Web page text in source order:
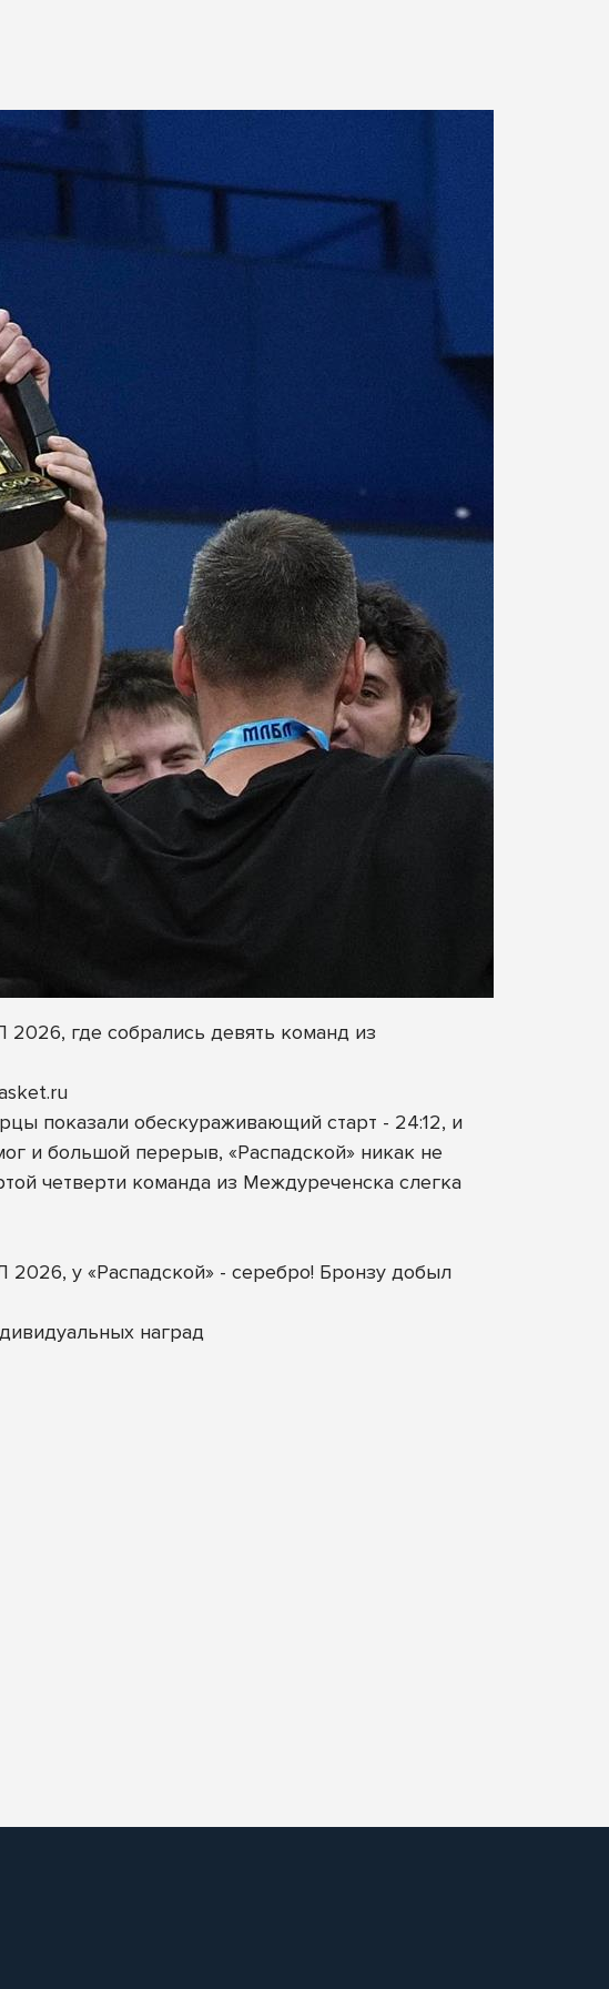
где собрались девять команд из
показали обескураживающий старт - 24:12, и
и большой перерыв, «Распадской» никак не
четверти команда из Междуреченска слегка
у «Распадской» - серебро! Бронзу добыл
наград